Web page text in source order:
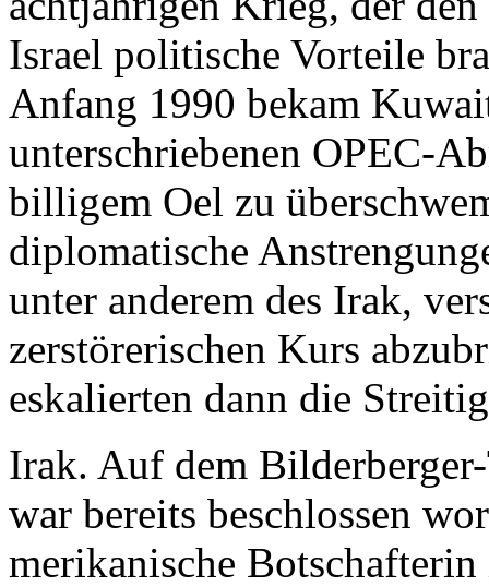
Israel politische Vorteile
Anfang 1990 bekam
unterschriebenen OPEC-
billigem Oel zu
diplomatische
unter anderem des Irak,
zerstörerischen Kurs
eskalierten dann die
Irak. Auf dem
war bereits beschlossen
merikanische